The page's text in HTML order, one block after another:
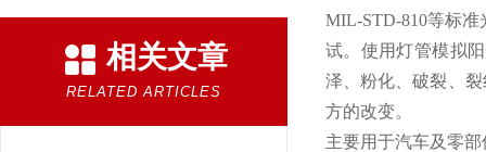
相关文章
RELATED ARTICLES
MIL-STD-810等标准
试。使用灯管模拟
泽、粉化、破裂、
方的改变。
主要用于汽车及零